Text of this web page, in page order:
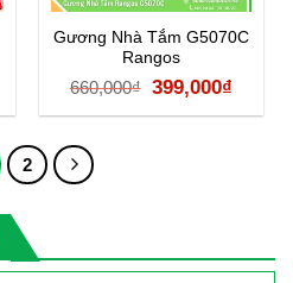
Gương Nhà Tắm G5070C
Rangos
660,000₫ Giá
gốc
399,000₫
hiện
2